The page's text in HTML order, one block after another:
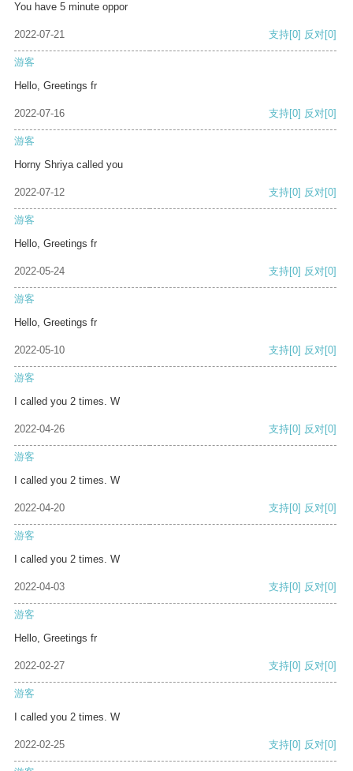
You have 5 minute oppor
2022-07-21 支持[0] 反对[0]
游客
Hello, Greetings fr
2022-07-16 支持[0] 反对[0]
游客
Horny Shriya called you
2022-07-12 支持[0] 反对[0]
游客
Hello, Greetings fr
2022-05-24 支持[0] 反对[0]
游客
Hello, Greetings fr
2022-05-10 支持[0] 反对[0]
游客
I called you 2 times. W
2022-04-26 支持[0] 反对[0]
游客
I called you 2 times. W
2022-04-20 支持[0] 反对[0]
游客
I called you 2 times. W
2022-04-03 支持[0] 反对[0]
游客
Hello, Greetings fr
2022-02-27 支持[0] 反对[0]
游客
I called you 2 times. W
2022-02-25 支持[0] 反对[0]